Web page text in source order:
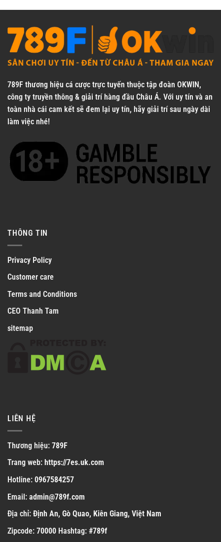
789F thương hiệu cá cược trực tuyến thuộc tập đoàn OKWIN,
công ty truyền thông & giải trí hàng đầu Châu Á. Với uy tín và an
toàn nhà cái cam kết sẽ đem lại uy tín, hãy giải trí sau ngày dài
làm việc nhé!
THÔNG TIN
Privacy Policy
Customer care
Terms and Conditions
CEO Thanh Tam
sitemap
LIÊN HỆ
Thương hiệu: 789F
Trang web: https://7es.uk.com
Hotline: 0967584257
Email: admin@789f.com
Địa chỉ: Định An, Gò Quao, Kiên Giang, Việt Nam
Zipcode: 70000 Hashtag: #789f